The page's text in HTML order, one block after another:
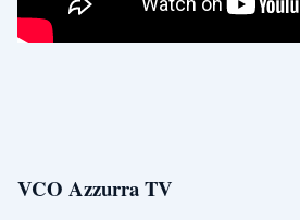
VCO Azzurra TV